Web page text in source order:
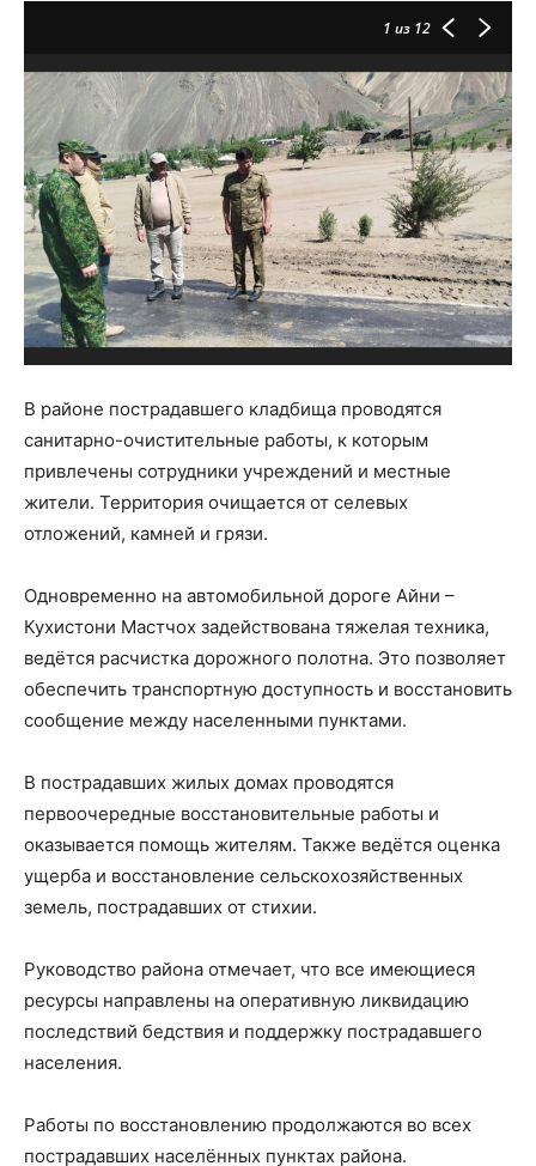
1 из 12
В районе пострадавшего кладбища проводятся
санитарно-очистительные работы, к которым
привлечены сотрудники учреждений и местные
жители. Территория очищается от селевых
отложений, камней и грязи.
Одновременно на автомобильной дороге Айни –
Кухистони Мастчох задействована тяжелая техника,
ведётся расчистка дорожного полотна. Это позволяет
обеспечить транспортную доступность и восстановить
сообщение между населенными пунктами.
В пострадавших жилых домах проводятся
первоочередные восстановительные работы и
оказывается помощь жителям. Также ведётся оценка
ущерба и восстановление сельскохозяйственных
земель, пострадавших от стихии.
Руководство района отмечает, что все имеющиеся
ресурсы направлены на оперативную ликвидацию
последствий бедствия и поддержку пострадавшего
населения.
Работы по восстановлению продолжаются во всех
пострадавших населённых пунктах района.